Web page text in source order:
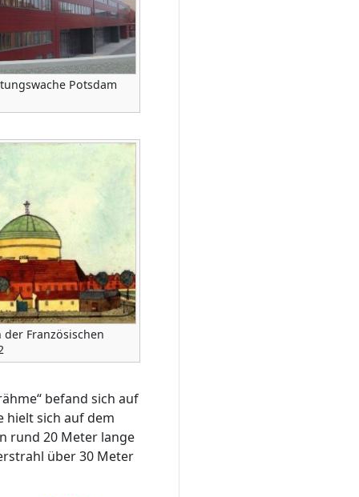
Potsdam
der Französischen
befand sich auf
hielt sich auf dem
rund 20 Meter lange
über 30 Meter